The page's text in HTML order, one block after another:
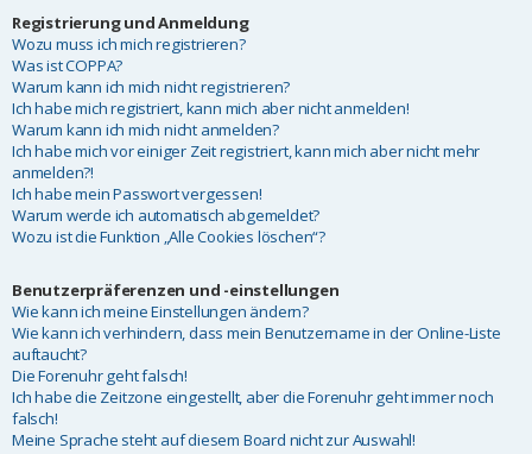
Registrierung und Anmeldung
Wozu muss ich mich registrieren?
Was ist COPPA?
Warum kann ich mich nicht registrieren?
Ich habe mich registriert, kann mich aber nicht anmelden!
Warum kann ich mich nicht anmelden?
Ich habe mich vor einiger Zeit registriert, kann mich aber nicht mehr
anmelden?!
Ich habe mein Passwort vergessen!
Warum werde ich automatisch abgemeldet?
Wozu ist die Funktion „Alle Cookies löschen“?
Benutzerpräferenzen und -einstellungen
Wie kann ich meine Einstellungen ändern?
Wie kann ich verhindern, dass mein Benutzername in der Online-Liste
auftaucht?
Die Forenuhr geht falsch!
Ich habe die Zeitzone eingestellt, aber die Forenuhr geht immer noch
falsch!
Meine Sprache steht auf diesem Board nicht zur Auswahl!